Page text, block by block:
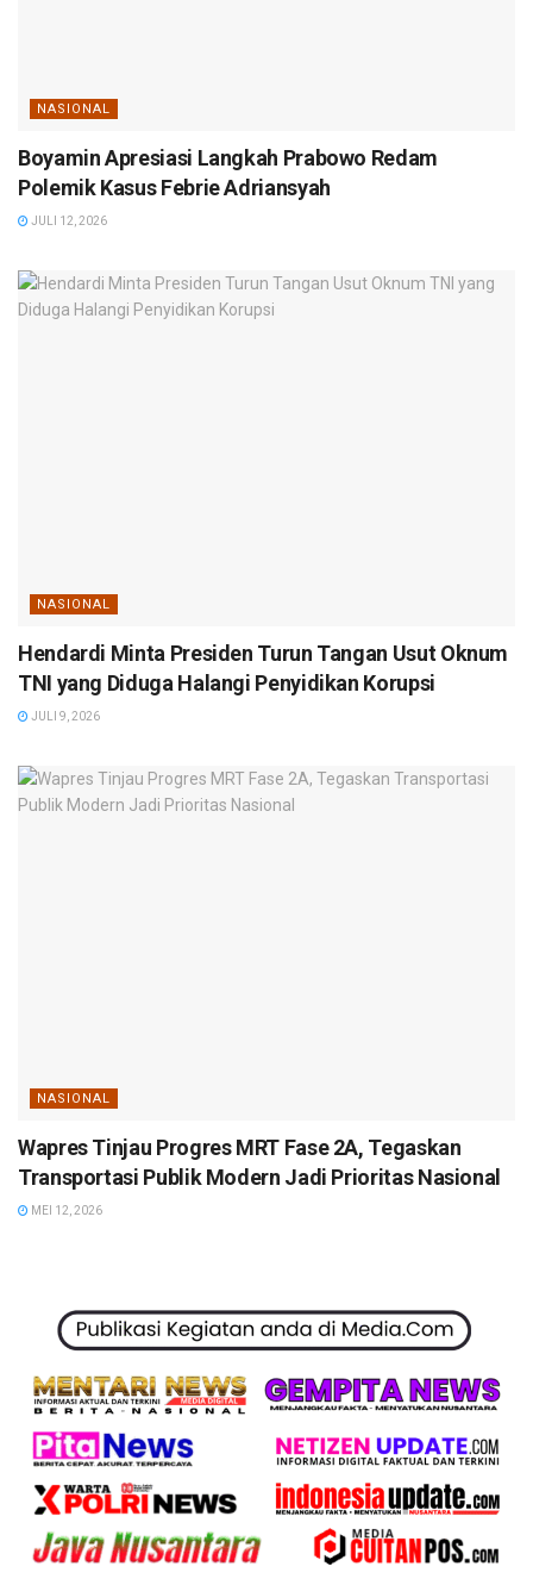
NASIONAL
Boyamin Apresiasi Langkah Prabowo Redam
Polemik Kasus Febrie Adriansyah
JULI 12, 2026
NASIONAL
Hendardi Minta Presiden Turun Tangan Usut Oknum
TNI yang Diduga Halangi Penyidikan Korupsi
JULI 9, 2026
NASIONAL
Wapres Tinjau Progres MRT Fase 2A, Tegaskan
Transportasi Publik Modern Jadi Prioritas Nasional
MEI 12, 2026